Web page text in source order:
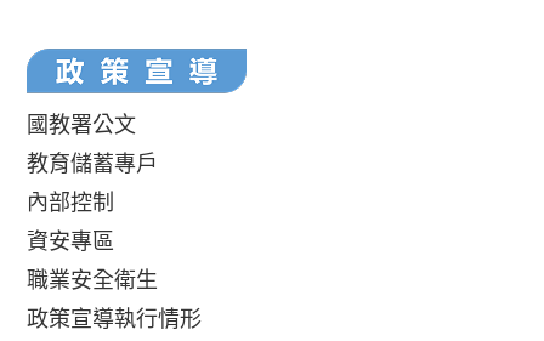
國教署公文
教育儲蓄專戶
內部控制
資安專區
職業安全衛生
政策宣導執行情形